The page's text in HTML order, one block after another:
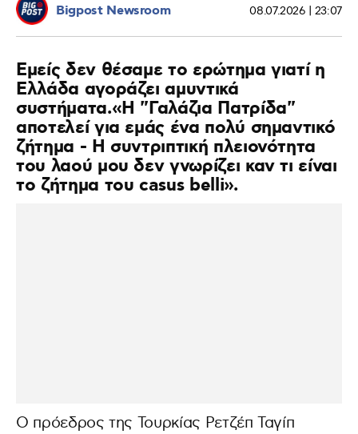
Bigpost Newsroom 08.07.2026 | 23:07
Εμείς δεν θέσαμε το ερώτημα γιατί η
Ελλάδα αγοράζει αμυντικά
συστήματα.«Η "Γαλάζια Πατρίδα"
αποτελεί για εμάς ένα πολύ σημαντικό
ζήτημα - Η συντριπτική πλειονότητα
του λαού μου δεν γνωρίζει καν τι είναι
το ζήτημα του casus belli».
Ο πρόεδρος της Τουρκίας Ρετζέπ Ταγίπ